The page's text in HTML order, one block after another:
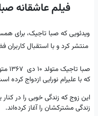
فیلم عاشقانه
ویدئویی که صبا تاجیک، برای
منتشر کرد و با استقبال
که با علیرام نورایی ازدواج کرده
زندگی مشترکشان را آغاز کرده‌اند.